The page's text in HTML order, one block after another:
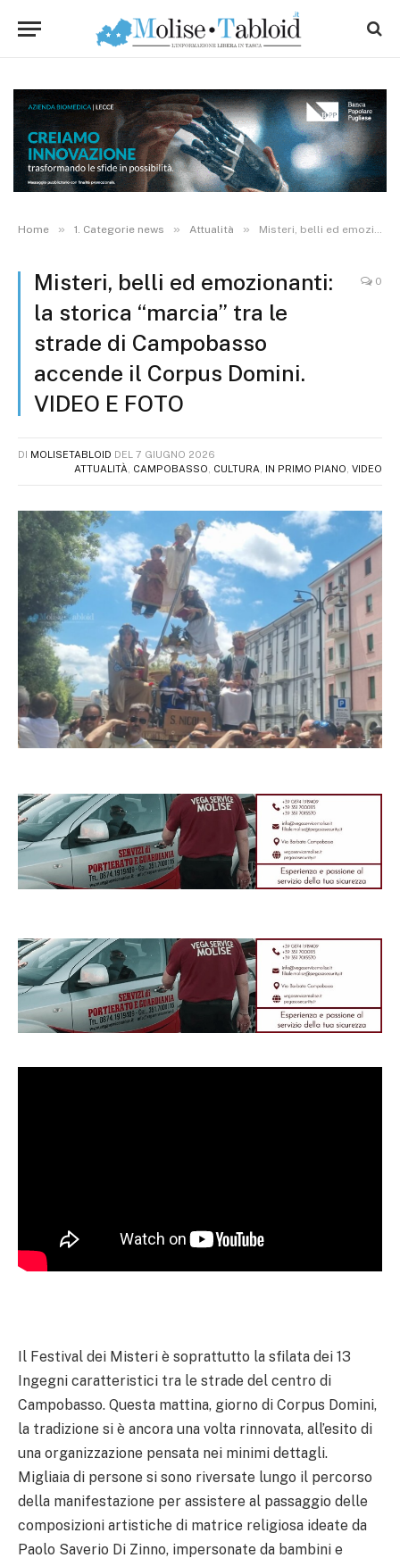
Home » 1. Categorie news » Attualità » Misteri, belli ed emozionanti: la storica “marcia” tra le strade di Campobasso accende il Corpus Domini. VIDEO E FOTO
Misteri, belli ed emozionanti:
la storica “marcia” tra le
strade di Campobasso
accende il Corpus Domini.
VIDEO E FOTO
0
DI MOLISETABLOID DEL 7 GIUGNO 2026
ATTUALITÀ
CAMPOBASSO CULTURA IN PRIMO PIANO VIDEO
Il Festival dei Misteri è soprattutto la sfilata dei 13
Ingegni caratteristici tra le strade del centro di
Campobasso. Questa mattina, giorno di Corpus Domini,
la tradizione si è ancora una volta rinnovata, all’esito di
una organizzazione pensata nei minimi dettagli.
Migliaia di persone si sono riversate lungo il percorso
della manifestazione per assistere al passaggio delle
composizioni artistiche di matrice religiosa ideate da
Paolo Saverio Di Zinno, impersonate da bambini e